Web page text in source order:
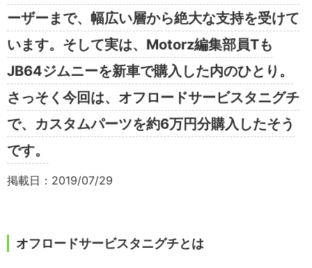
ーザーまで、幅広い層から絶大な支持を受けて
います。そして実は、Motorz編集部員Tも
JB64ジムニーを新車で購入した内のひとり。
さっそく今回は、オフロードサービスタニグチ
で、カスタムパーツを約6万円分購入したそう
です。
掲載日：2019/07/29
オフロードサービスタニグチとは